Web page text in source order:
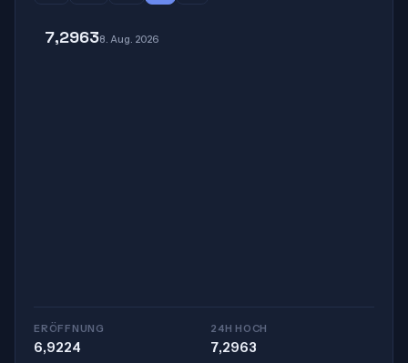
7,29638. Aug. 2026
ERÖFFNUNG
6,9224
24H HOCH
7,2963